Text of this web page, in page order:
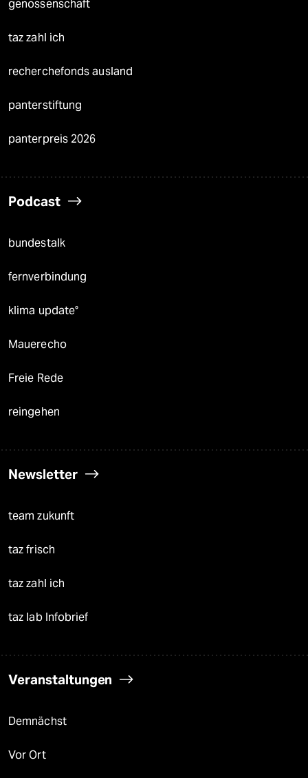
genossenschaft
taz zahl ich
recherchefonds ausland
panterstiftung
panterpreis 2026
Podcast
bundestalk
fernverbindung
klima update°
Mauerecho
Freie Rede
reingehen
Newsletter
team zukunft
taz frisch
taz zahl ich
taz lab Infobrief
Veranstaltungen
Demnächst
Vor Ort